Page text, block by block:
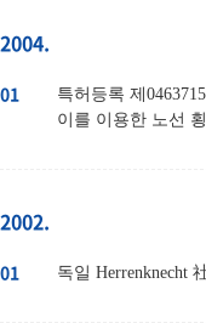
2004.
01
특허등록 제
이를 이용한 노선
2002.
01 독일 Herrenknecht